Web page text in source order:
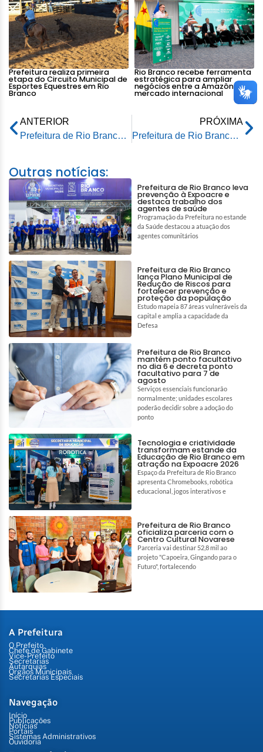
Prefeitura realiza primeira
etapa do Circuito Municipal de
Esportes Equestres em Rio
Branco
Rio Branco recebe ferramenta
estratégica para ampliar
negócios entre a Amazônia e o
mercado internacional
ANTERIOR
Prefeitura de Rio Branco realiza manutenção nos cemitérios da capital para Dia de Finados
PRÓXIMA
Prefeitura de Rio Branco valoriza servidores com programação especial na Semana do Servidor Público
Outras notícias:
Prefeitura de Rio Branco leva
prevenção à Expoacre e
destaca trabalho dos
agentes de saúde
Programação da Prefeitura no estande
da Saúde destacou a atuação dos
agentes comunitários
Prefeitura de Rio Branco
lança Plano Municipal de
Redução de Riscos para
fortalecer prevenção e
proteção da população
Estudo mapeia 87 áreas vulneráveis da
capital e amplia a capacidade da
Defesa
Prefeitura de Rio Branco
mantém ponto facultativo
no dia 6 e decreta ponto
facultativo para 7 de
agosto
Serviços essenciais funcionarão
normalmente; unidades escolares
poderão decidir sobre a adoção do
ponto
Tecnologia e criatividade
transformam estande da
Educação de Rio Branco em
atração na Expoacre 2026
Espaço da Prefeitura de Rio Branco
apresenta Chromebooks, robótica
educacional, jogos interativos e
Prefeitura de Rio Branco
oficializa parceria com o
Centro Cultural Novarese
Parceria vai destinar 52,8 mil ao
projeto "Capoeira, Gingando para o
Futuro", fortalecendo
A Prefeitura
O Prefeito
Chefe de Gabinete
Vice-Prefeito
Secretarias
Autarquias
Órgãos Municipais
Secretarias Especiais
Navegação
Início
Publicações
Notícias
Portais
Sistemas Administrativos
Ouvidoria